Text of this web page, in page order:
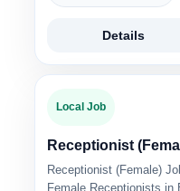
Details
Local Job
Receptionist
Receptionist (Female)
Female Receptionists in